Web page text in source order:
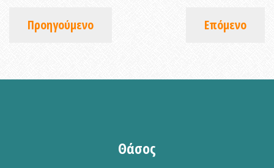
Προηγούμενο Επόμενο
Θάσος